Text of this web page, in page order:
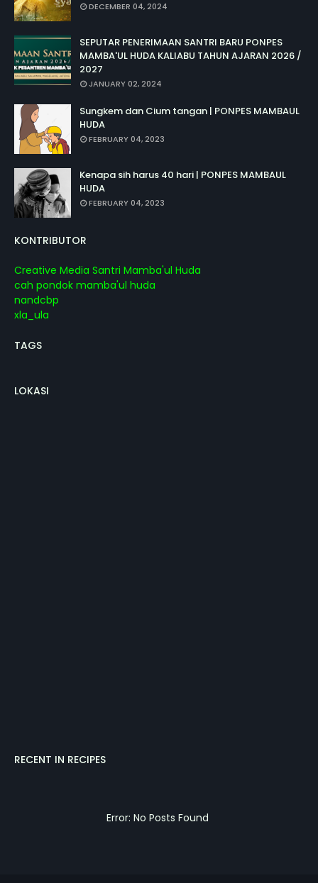
DECEMBER 04, 2024
SEPUTAR PENERIMAAN SANTRI BARU PONPES
MAMBA'UL HUDA KALIABU TAHUN AJARAN 2026 /
2027
JANUARY 02, 2024
Sungkem dan Cium tangan | PONPES MAMBAUL
HUDA
FEBRUARY 04, 2023
Kenapa sih harus 40 hari | PONPES MAMBAUL
HUDA
FEBRUARY 04, 2023
KONTRIBUTOR
Creative Media Santri Mamba'ul Huda
cah pondok mamba'ul huda
nandcbp
xla_ula
TAGS
LOKASI
RECENT IN RECIPES
Error: No Posts Found